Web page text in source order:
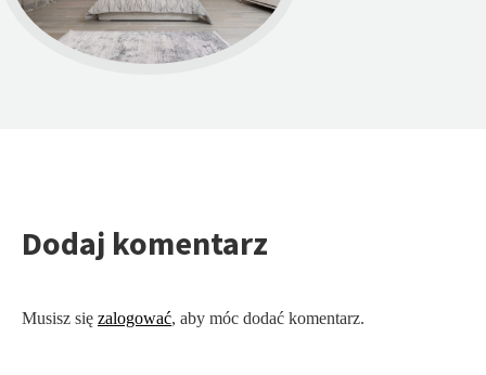
Dodaj komentarz
Musisz się zalogować, aby móc dodać komentarz.